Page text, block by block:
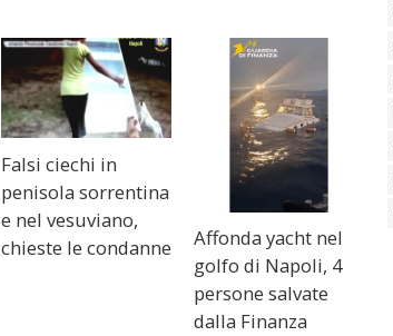
Falsi ciechi in
penisola sorrentina
e nel vesuviano,
chieste le condanne
Affonda yacht nel
golfo di Napoli, 4
persone salvate
dalla Finanza